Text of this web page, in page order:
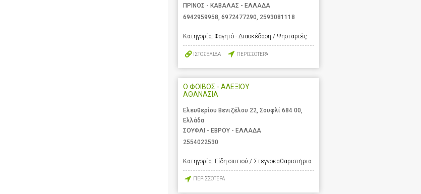
ΠΡΙΝΟΣ - ΚΑΒΑΛΑΣ - ΕΛΛΑΔΑ
6942959958, 6972477290, 2593081118
Κατηγορία: Φαγητό - Διασκέδαση / Ψησταριές
ΙΣΤΟΣΕΛΙΔΑ ΠΕΡΙΣΣΟΤΕΡΑ
Ο ΦΟΙΒΟΣ - ΑΛΕΞΙΟΥ
ΑΘΑΝΑΣΙΑ
Ελευθερίου Βενιζέλου 22, Σουφλί 684 00,
Ελλάδα
ΣΟΥΦΛΙ - ΕΒΡΟΥ - ΕΛΛΑΔΑ
2554022530
Κατηγορία: Είδη σπιτιού / Στεγνοκαθαριστήρια
ΠΕΡΙΣΣΟΤΕΡΑ